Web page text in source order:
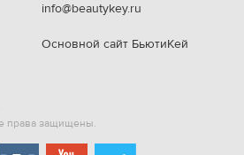
info@beautykey.ru
Основной сайт БьютиКей
права защищены.